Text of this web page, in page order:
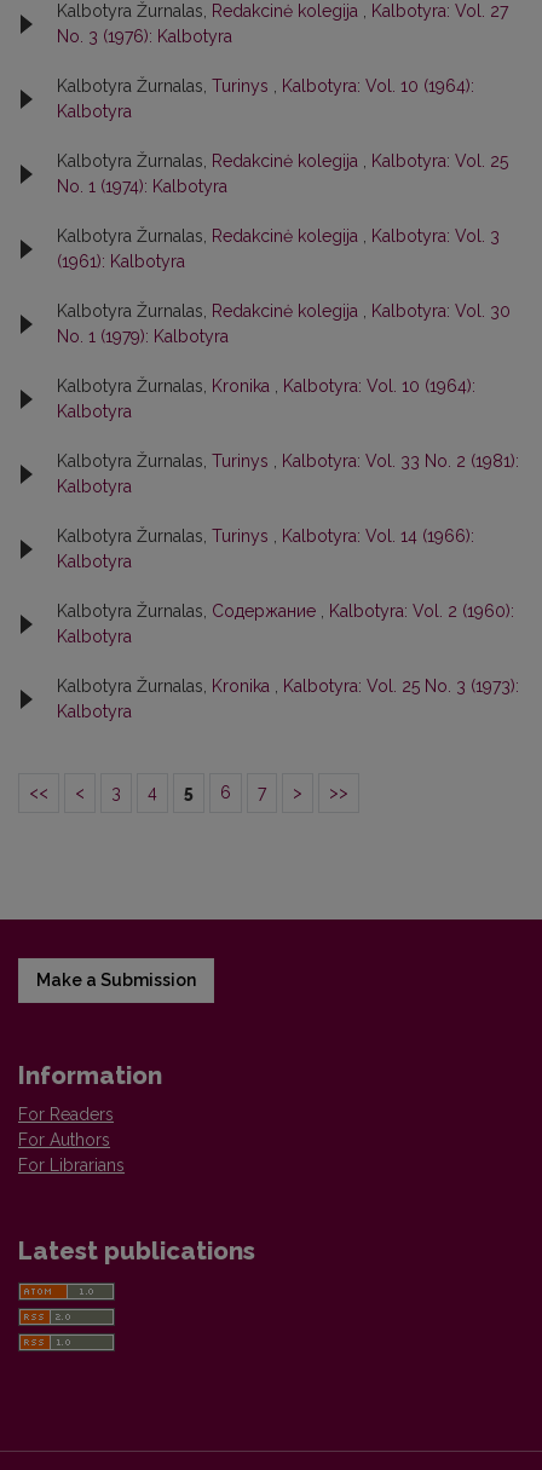
Kalbotyra Žurnalas, Redakcinė kolegija
Kalbotyra: Vol. 27
No. 3 (1976): Kalbotyra
Kalbotyra Žurnalas, Turinys
Kalbotyra: Vol. 10 (1964):
Kalbotyra
Kalbotyra Žurnalas, Redakcinė kolegija
Kalbotyra: Vol. 25
No. 1 (1974): Kalbotyra
Kalbotyra Žurnalas, Redakcinė kolegija
Kalbotyra: Vol. 3
(1961): Kalbotyra
Kalbotyra Žurnalas, Redakcinė kolegija
Kalbotyra: Vol. 30
No. 1 (1979): Kalbotyra
Kalbotyra Žurnalas, Kronika
Kalbotyra: Vol. 10 (1964):
Kalbotyra
Kalbotyra Žurnalas, Turinys
Kalbotyra: Vol. 33 No. 2 (1981):
Kalbotyra
Kalbotyra Žurnalas, Turinys
Kalbotyra: Vol. 14 (1966):
Kalbotyra
Kalbotyra Žurnalas, Содержание
Kalbotyra: Vol. 2 (1960):
Kalbotyra
Kalbotyra Žurnalas, Kronika
Kalbotyra: Vol. 25 No. 3 (1973):
Kalbotyra
<< < 3 4 5 6 7 > >>
Make a Submission
Information
For Readers
For Authors
For Librarians
Latest publications